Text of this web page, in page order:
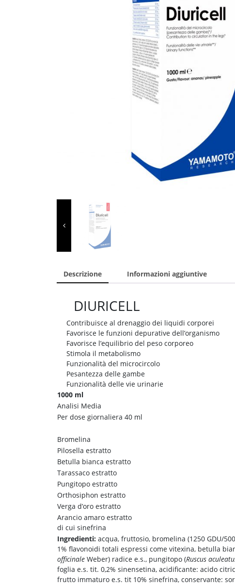
Descrizione Informazioni aggiuntive
DIURICELL
Contribuisce al drenaggio dei liquidi corporei
Favorisce le funzioni depurative dell’organismo
Favorisce l’equilibrio del peso corporeo
Stimola il metabolismo
Funzionalità del microcircolo
Pesantezza delle gambe
Funzionalità delle vie urinarie
1000 ml
Analisi Media
Per dose giornaliera 40 ml
Bromelina
Pilosella estratto
Betulla bianca estratto
Tarassaco estratto
Pungitopo estratto
Orthosiphon estratto
Verga d’oro estratto
Arancio amaro estratto
di cui sinefrina
Ingredienti: acqua, fruttosio, bromelina (1250 GDU/
1% flavonoidi totali espressi come vitexina, betulla
officinale Weber) radice e.s., pungitopo (Ruscus
foglia e.s. tit. 0,2% sinensetina, acidificante: acido
frutto immaturo e.s. tit 10% sinefrina, conservante: